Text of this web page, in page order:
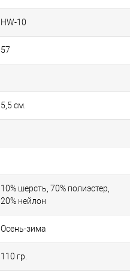
HW-10
57
5,5 см.
10% шерсть, 70% полиэстер,
20% нейлон
Осень-зима
110 гр.